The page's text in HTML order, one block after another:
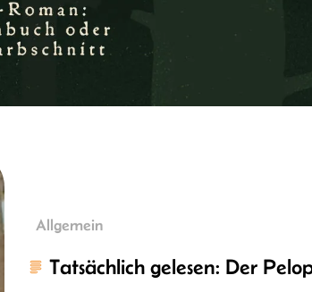
Allgemein
Tatsächlich gelesen: Der